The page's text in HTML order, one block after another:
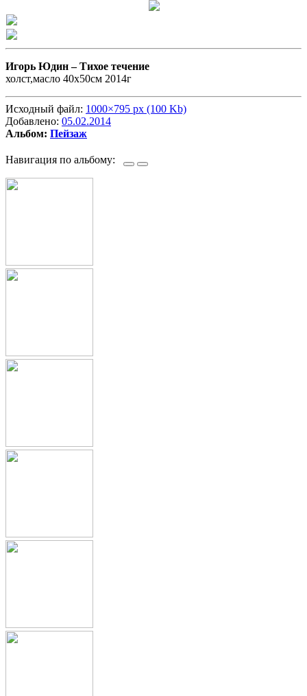
Игорь Юдин –Тихое течение
холст,масло 40х50см 2014г
Исходный файл: 1000×795 px (100 Kb)
Добавлено: 05.02.2014
Альбом: Пейзаж
Навигация по альбому: